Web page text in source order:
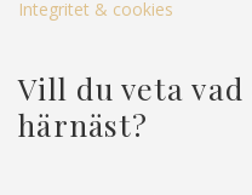
Integritet & cookies
Vill du veta
härnäst?